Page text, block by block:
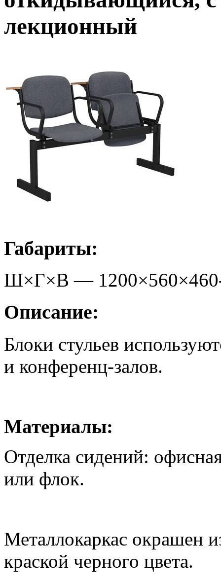
лекционный
Габариты:
Ш×Г×В — 1200×560×
Описание:
Блоки стульев
и конференц-залов.
Материалы:
Отделка сидений:
или флок.
Металлокаркас окрашен
краской черного цвета.